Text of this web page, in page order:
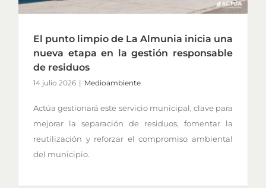
El punto limpio de La Almunia inicia una
nueva etapa en la gestión responsable
de residuos
14 julio 2026 | Medioambiente
Actúa gestionará este servicio municipal, clave para
mejorar la separación de residuos, fomentar la
reutilización y reforzar el compromiso ambiental
del municipio.